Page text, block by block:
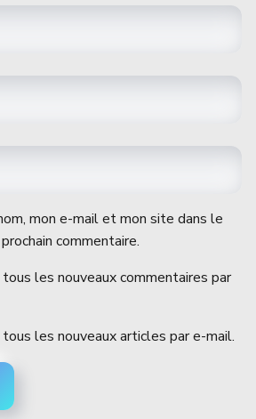
mon e-mail et mon site dans le
commentaire.
les nouveaux commentaires par
les nouveaux articles par e-mail.